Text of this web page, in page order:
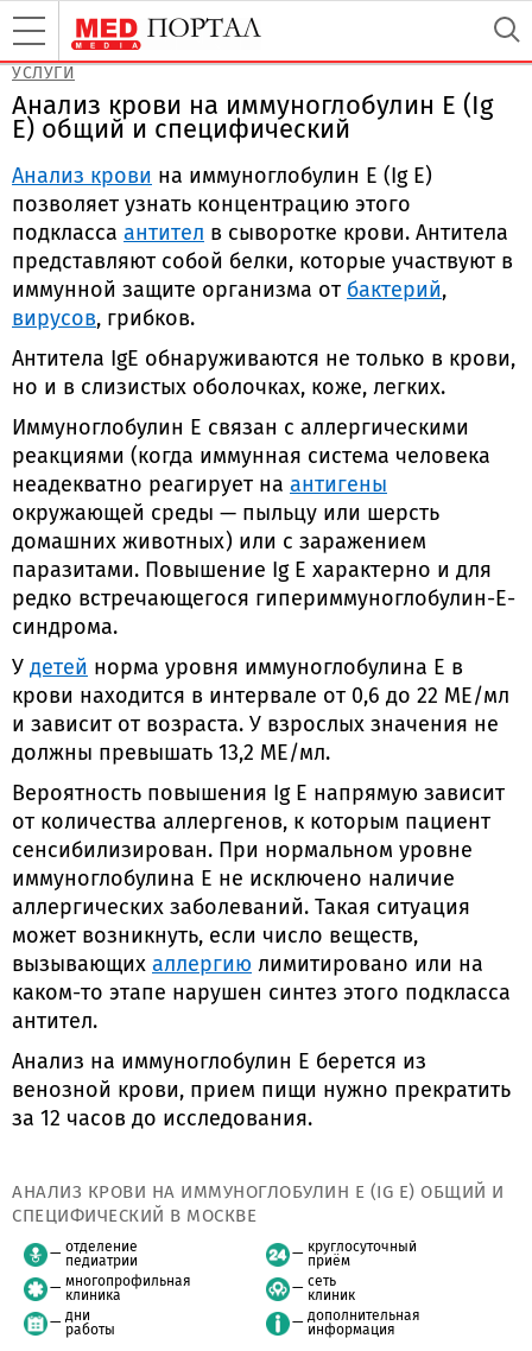
УСЛУГИ
Анализ крови на иммуноглобулин Е (Ig
E) общий и специфический
Анализ крови на иммуноглобулин Е (Ig E)
позволяет узнать концентрацию этого
подкласса антител в сыворотке крови. Антитела
представляют собой белки, которые участвуют в
иммунной защите организма от бактерий,
вирусов, грибков.
Антитела IgE обнаруживаются не только в крови,
но и в слизистых оболочках, коже, легких.
Иммуноглобулин Е связан с аллергическими
реакциями (когда иммунная система человека
неадекватно реагирует на антигены
окружающей среды — пыльцу или шерсть
домашних животных) или с заражением
паразитами. Повышение Ig E характерно и для
редко встречающегося гипериммуноглобулин-Е-
синдрома.
У детей норма уровня иммуноглобулина Е в
крови находится в интервале от 0,6 до 22 МЕ/мл
и зависит от возраста. У взрослых значения не
должны превышать 13,2 МЕ/мл.
Вероятность повышения Ig E напрямую зависит
от количества аллергенов, к которым пациент
сенсибилизирован. При нормальном уровне
иммуноглобулина Е не исключено наличие
аллергических заболеваний. Такая ситуация
может возникнуть, если число веществ,
вызывающих аллергию лимитировано или на
каком-то этапе нарушен синтез этого подкласса
антител.
Анализ на иммуноглобулин Е берется из
венозной крови, прием пищи нужно прекратить
за 12 часов до исследования.
АНАЛИЗ КРОВИ НА ИММУНОГЛОБУЛИН Е (IG E) ОБЩИЙ И
СПЕЦИФИЧЕСКИЙ В МОСКВЕ
отделение
педиатрии
многопрофильная
клиника
дни
работы
круглосуточный
приём
сеть
клиник
дополнительная
информация